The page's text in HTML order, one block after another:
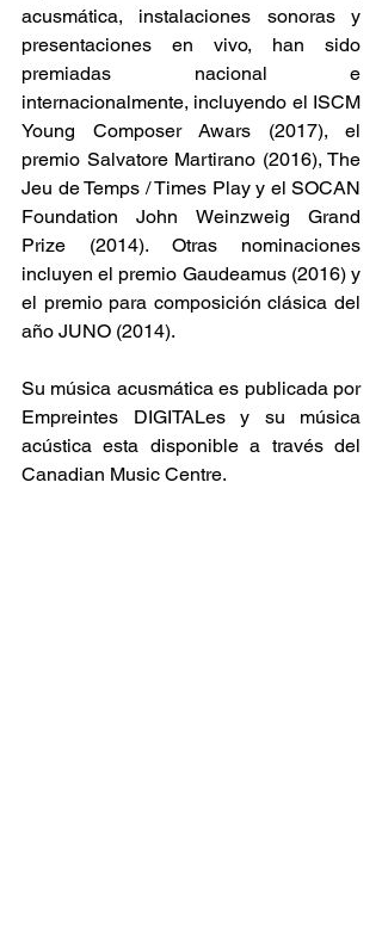
acusmática, instalaciones sonoras y
presentaciones en vivo, han sido
premiadas nacional e
internacionalmente, incluyendo el ISCM
Young Composer Awars (2017), el
premio Salvatore Martirano (2016), The
Jeu de Temps / Times Play y el SOCAN
Foundation John Weinzweig Grand
Prize (2014). Otras nominaciones
incluyen el premio Gaudeamus (2016) y
el premio para composición clásica del
año JUNO (2014).
Su música acusmática es publicada por
Empreintes DIGITALes y su música
acústica esta disponible a través del
Canadian Music Centre.